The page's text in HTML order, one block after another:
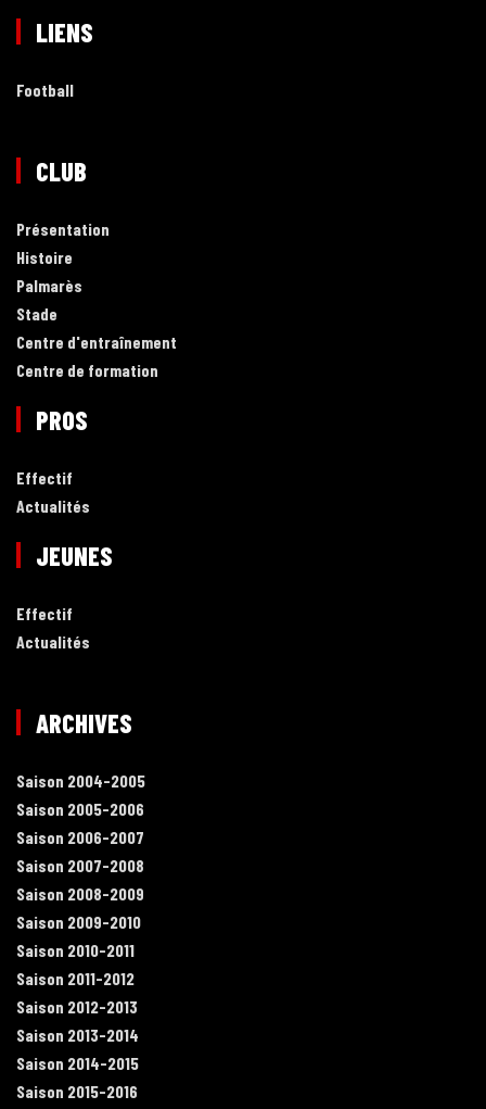
LIENS
Football
CLUB
Présentation
Histoire
Palmarès
Stade
Centre d'entraînement
Centre de formation
PROS
Effectif
Actualités
JEUNES
Effectif
Actualités
ARCHIVES
Saison 2004-2005
Saison 2005-2006
Saison 2006-2007
Saison 2007-2008
Saison 2008-2009
Saison 2009-2010
Saison 2010-2011
Saison 2011-2012
Saison 2012-2013
Saison 2013-2014
Saison 2014-2015
Saison 2015-2016